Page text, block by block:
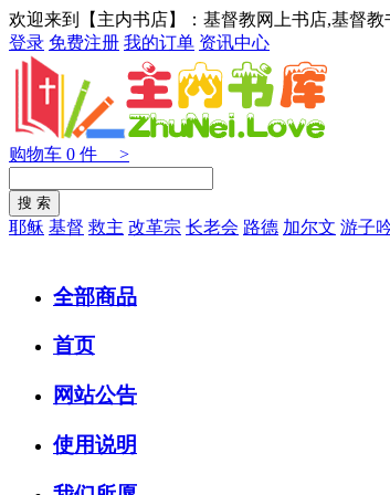
欢迎来到【主内书店】：基督教网上书店,基督教
登录 免费注册 我的订单 资讯中心
购物车 0 件 >
耶稣 基督 救主 改革宗 长老会 路德 加尔文 游子
全部商品
首页
网站公告
使用说明